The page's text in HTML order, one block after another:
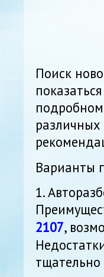
Поиск
Варианты
1.
2107,
тщательно